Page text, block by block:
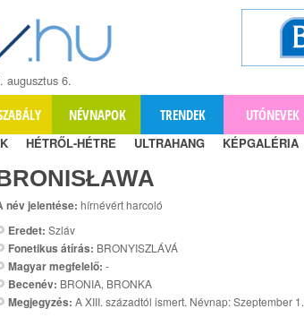
augusztus 6.
NÉVNAPOK TRENDEK UTÓNEVEK
HÉTRŐL-HÉTRE ULTRAHANG KÉPGALÉRIA
név jelentése: hírnévért harcoló
Eredet: Szláv
Fonetikus átírás: BRONYISZLÁVÁ
Magyar megfelelő: -
Becenév: BRONIA, BRONKA
Megjegyzés: A XIII. századtól ismert. Névnap: Szeptember 1.